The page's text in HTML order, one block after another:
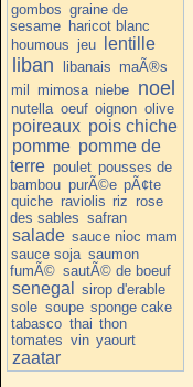
gombos graine de
sesame haricot blanc
houmous jeu lentille
liban libanais maÃ®s
mil mimosa niebe noel
nutella oeuf oignon olive
poireaux pois chiche
pomme pomme de
terre poulet pousses de
bambou purÃ©e pÃ¢te
quiche raviolis riz rose
des sables safran
salade sauce nioc mam
sauce soja saumon
fumÃ© sautÃ© de boeuf
senegal
sirop d'erable
sole soupe sponge cake
tabasco thai thon
tomates vin yaourt
zaatar